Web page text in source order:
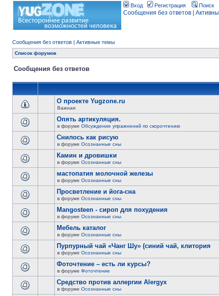
Вход Регистрация Поиск
Сообщения без ответов
Сообщения без ответов | Активные темы
Список форумов
Сообщения без ответов
О проекте Yugzone.ru
Важная
Опять артикуляция.
в форуме Обсуждение упражнений по скорочтению
Снилось как рисую
в форуме Осознанные сны
Камин и дровишки
в форуме Осознанные сны
мастопатия молочной железы
в форуме Осознанные сны
Просветление и йога-сна
в форуме Осознанные сны
Mangosteen - сироп для похудения
в форуме Осознанные сны
Мебель каталог
в форуме Осознанные сны
Пурпурный чай «Чанг Шу» (синий чай, клитория
в форуме Осознанные сны
Фоточтение – есть ли курсы?
в форуме Фоточтение
Cредство против аллергии Alergyx
в форуме Осознанные сны